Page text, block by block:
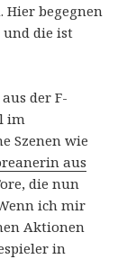
begegnen
und die ist
der F-
im
Szenen wie
aus
die nun
ich mir
Aktionen
in